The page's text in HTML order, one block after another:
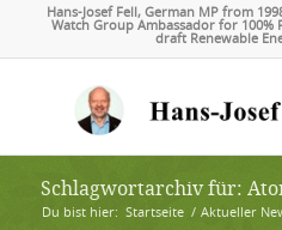
Hans-Josef Fell, German MP from
Watch Group Ambassador for 100%
draft Renewable
Schlagwortarchiv für:
Du bist hier: Startseite / Aktueller